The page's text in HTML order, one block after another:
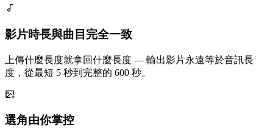
影片時長與曲目完全一致
上傳什麼長度就拿回什麼長度 — 輸出影片永遠等於音訊長
度，從最短 5 秒到完整的 600 秒。
選角由你掌控